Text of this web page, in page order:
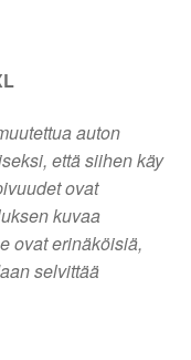
auton
että siihen käy
ovat
kuvaa
ovat erinäköisiä,
selvittää